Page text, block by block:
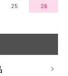
25 26